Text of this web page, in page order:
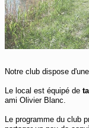
Notre club dispose
Le local est équipé de
ami Olivier Blanc.
Le programme du club